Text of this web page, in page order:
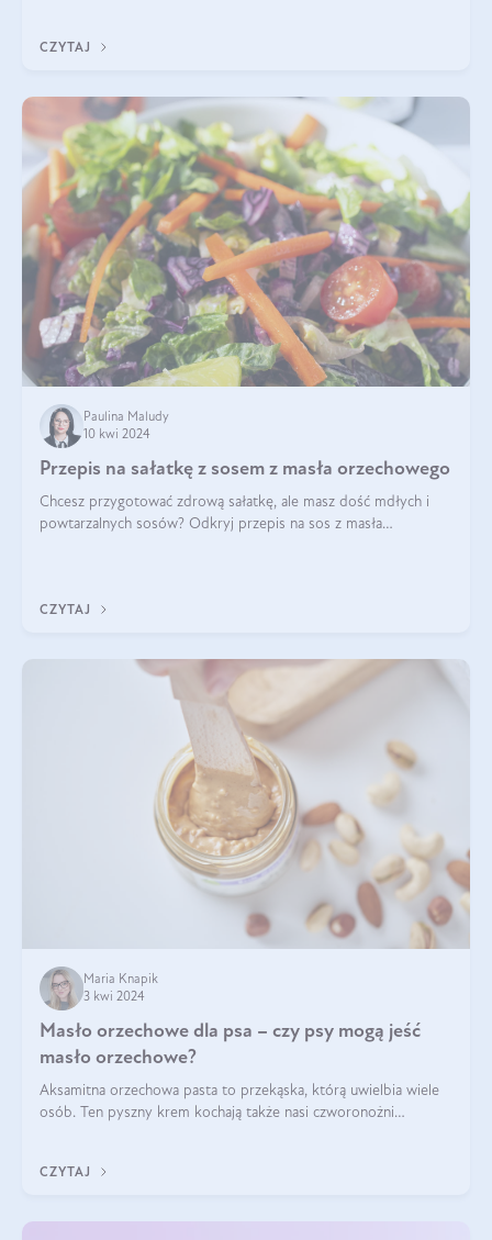
CZYTAJ
Paulina Maludy
10 kwi 2024
Przepis na sałatkę z sosem z masła orzechowego
Chcesz przygotować zdrową sałatkę, ale masz dość mdłych i
powtarzalnych sosów? Odkryj przepis na sos z masła
CZYTAJ
Maria Knapik
3 kwi 2024
Masło orzechowe dla psa – czy psy mogą jeść
masło orzechowe?
Aksamitna orzechowa pasta to przekąska, którą uwielbia wiele
osób. Ten pyszny krem kochają także nasi czworonożni
CZYTAJ